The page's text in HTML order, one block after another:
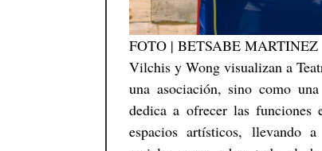
FOTO | BETSABE MARTINEZ
Vilchis y Wong visualizan a
una asociación, sino como
dedica a ofrecer las funciones
espacios artísticos, llevando